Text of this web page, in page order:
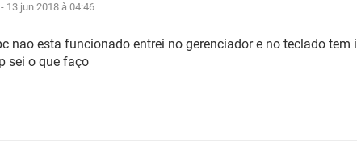
13 jun 2018 à 04:46
nao esta funcionado entrei no gerenciador e no teclado tem i
sei o que faço